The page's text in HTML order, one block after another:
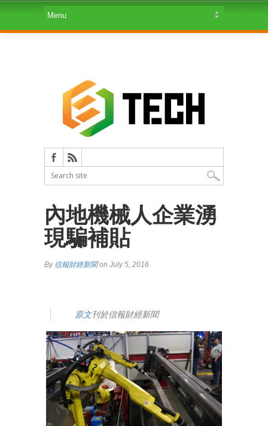
內地機械人企業湧
現騙補貼
By 信報財經新聞on July 5, 2016
原文刊於信報財經新聞